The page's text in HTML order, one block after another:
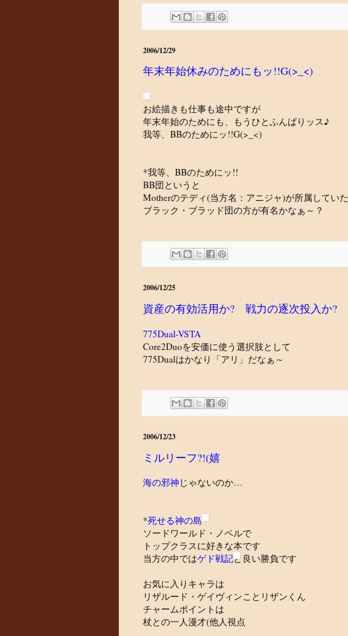
2006/12/29
年末年始休みのためにもッ!!G(>_<)
お絵描きも仕事も途中ですが
年末年始のためにも、もうひとふんばりッス♪
我等、BBのためにッ!!G(>_<)
*我等、BBのためにッ!!
BB団というと
Motherのテディ(当方名：アニジャ)が所属していた
ブラック・ブラッド団の方が有名かなぁ～？
2006/12/25
資産の有効活用か? 戦力の逐次投入か?
775Dual-VSTA
Core2Duoを安価に使う選択肢として
775Dualはかなり「アリ」だなぁ～
2006/12/23
ミルリーフ?!(嬉
海の邪神 じゃないのか…
*死せる神の島
ソードワールド・ノベルで
トップクラスに好きな本です
当方の中ではゲド戦記と良い勝負です
お気に入りキャラは
リザルード・ゲイヴィンことリザンくん
チャームポイントは
杖との一人漫才(他人視点